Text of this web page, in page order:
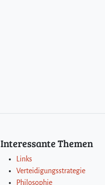
Interessante Themen
Links
Verteidigungsstrategie
Philosophie